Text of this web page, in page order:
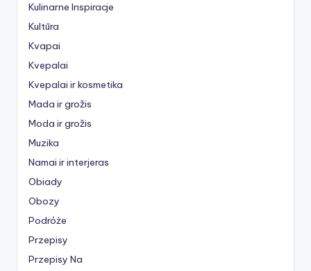
Kulinarne Inspiracje
Kultūra
Kvapai
Kvepalai
Kvepalai ir kosmetika
Mada ir grožis
Moda ir grožis
Muzika
Namai ir interjeras
Obiady
Obozy
Podróże
Przepisy
Przepisy Na